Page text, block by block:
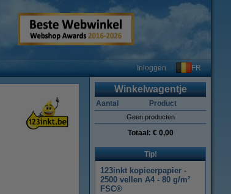
Inloggen FR
Winkelwagentje
Aantal Product
Geen producten
Totaal: € 0,00
Tip!
123inkt kopieerpapier -
2500 vellen A4 - 80 g/m²
FSC®